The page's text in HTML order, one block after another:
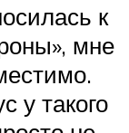
к
мне
у такого